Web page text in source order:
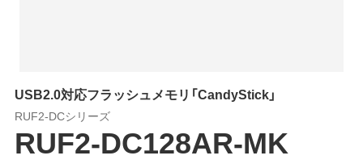
USB2.0対応フラッシュメモリ「CandyStick」
RUF2-DCシリーズ
RUF2-DC128AR-MK